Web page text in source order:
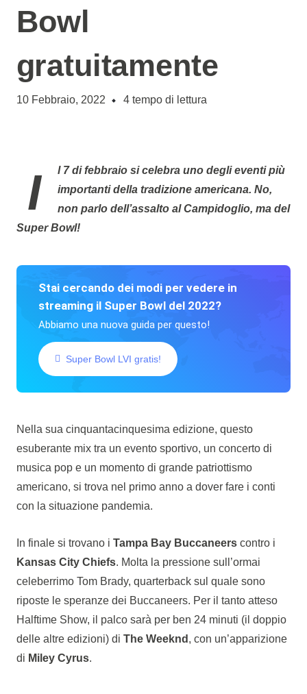
Bowl
gratuitamente
10 Febbraio, 2022 4 tempo di lettura
Il 7 di febbraio si celebra uno degli eventi più
importanti della tradizione americana. No,
non parlo dell’assalto al Campidoglio, ma del
Super Bowl!
Stai cercando dei modi per vedere in
streaming il Super Bowl del 2022?
Abbiamo una nuova guida per questo!
Super Bowl LVI gratis!
Nella sua cinquantacinquesima edizione, questo
esuberante mix tra un evento sportivo, un concerto di
musica pop e un momento di grande patriottismo
americano, si trova nel primo anno a dover fare i conti
con la situazione pandemia.
In finale si trovano i Tampa Bay Buccaneerscontro i
Kansas City Chiefs. Molta la pressione sull’ormai
celeberrimo Tom Brady, quarterback sul quale sono
riposte le speranze dei Buccaneers. Per il tanto atteso
Halftime Show, il palco sarà per ben 24 minuti (il doppio
delle altre edizioni) di The Weeknd , con un’apparizione
di Miley Cyrus.